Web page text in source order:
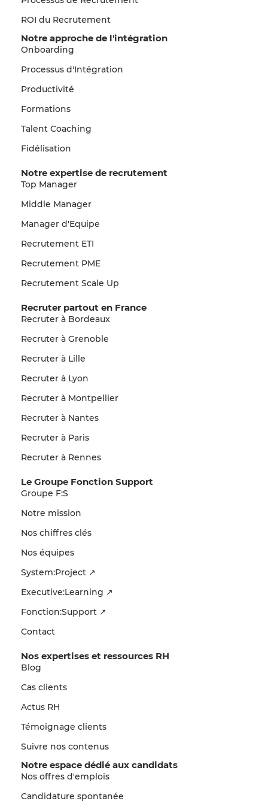
ROI du Recrutement
Notre approche de l'intégration
Onboarding
Processus d'Intégration
Productivité
Formations
Talent Coaching
Fidélisation
Nos expertises et ressources RH
Blog
Cas clients
Actus RH
Témoignage clients
Suivre nos contenus
Notre espace dédié aux candidats
Nos offres d'emplois
Candidature spontanée
Notre expertise de recrutement
Top Manager
Middle Manager
Manager d'Equipe
Recrutement ETI
Recrutement PME
Recrutement Scale Up
Recruter partout en France
Recruter à Bordeaux
Recruter à Grenoble
Recruter à Lille
Recruter à Lyon
Recruter à Montpellier
Recruter à Nantes
Recruter à Paris
Recruter à Rennes
Le Groupe Fonction Support
Groupe F:S
Notre mission
Nos chiffres clés
Nos équipes
System:Project ↗
Executive:Learning ↗
Fonction:Support ↗
Contact